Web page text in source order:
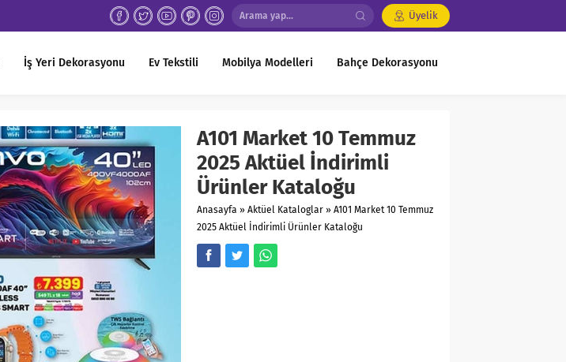
Üyelik
İş Yeri Dekorasyonu Ev Tekstili Mobilya Modelleri Bahçe Dekorasyonu
A101 Market 10 Temmuz
2025 Aktüel İndirimli
Ürünler Kataloğu
Anasayfa » Aktüel Kataloglar » A101 Market 10 Temmuz
2025 Aktüel İndirimli Ürünler Kataloğu